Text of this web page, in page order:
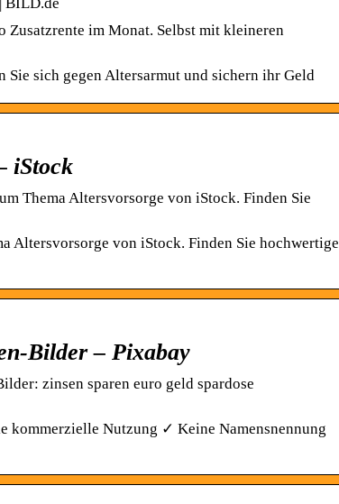
Zusatzrente im Monat. Selbst mit kleineren
Sie sich gegen Altersarmut und sichern ihr Geld
iStock
Thema Altersvorsorge von iStock. Finden Sie
Altersvorsorge von iStock. Finden Sie hochwertige
Bilder – Pixabay
zinsen sparen euro geld spardose
kommerzielle Nutzung ✓ Keine Namensnennung